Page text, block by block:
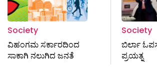
Society
ವಿಹಂಗಮ ಸರ್ಕಾರದಿಂದ
ಸಾಕಾಗಿ ನಲುಗಿದ ಜನತೆ
Society
ಬಿರ್ಲಾ
ಪ್ರಯತ್ನ